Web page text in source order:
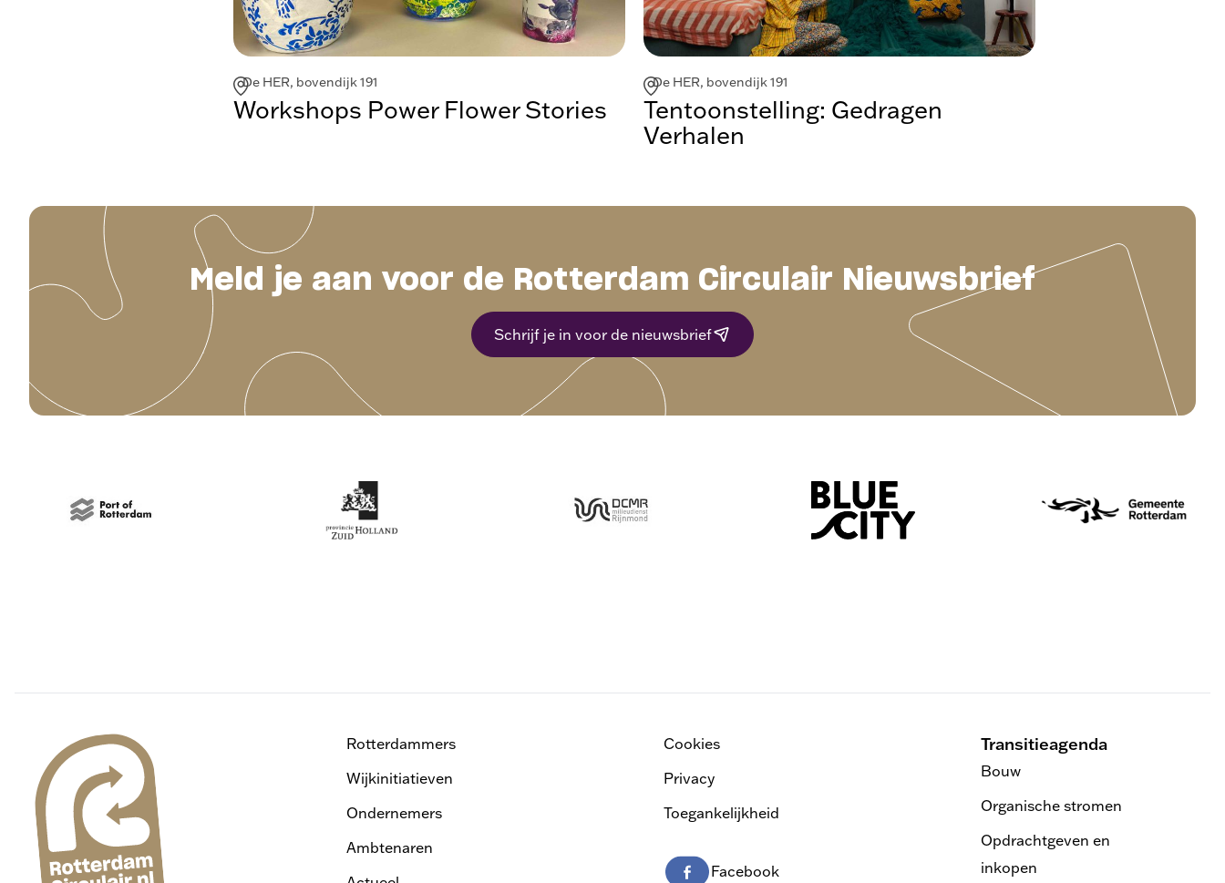
De HER, bovendijk 191
Workshops Power Flower Stories
De HER, bovendijk 191
Tentoonstelling: Gedragen
Verhalen
Meld je aan voor de Rotterdam Circulair Nieuwsbrief
Schrijf je in voor de nieuwsbrief
Rotterdammers
Wijkinitiatieven
Ondernemers
Ambtenaren
Cookies
Privacy
Toegankelijkheid
Facebook
Transitieagenda
Bouw
Organische stromen
Opdrachtgeven en
inkopen